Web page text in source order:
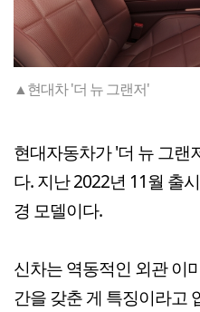
▲현대차 '더 뉴 그랜저'
현대자동차가 '더 뉴 그랜
다. 지난 2022년 11월 출
경 모델이다.
신차는 역동적인 외관 이
간을 갖춘 게 특징이라고